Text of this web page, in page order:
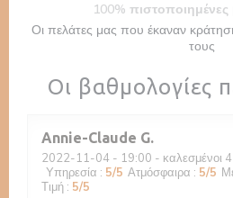
Οι βαθμολογίες
Annie-Claude G
2022-11-04 - 19:00 - καλεσμένοι 4
Υπηρεσία : 5/5 Ατμόσφαιρα : 5/5
Τιμή : 5/5
100%
Οι πελάτες μας που έκαναν
τους